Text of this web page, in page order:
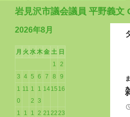
岩見沢市議会議員 平野義
2026年8月
月 火 水木金 土 日
1
2
3 4 5 6 7 8
9
1
0
11 1
2
1
3
1415 16
1
1
1 2 212223